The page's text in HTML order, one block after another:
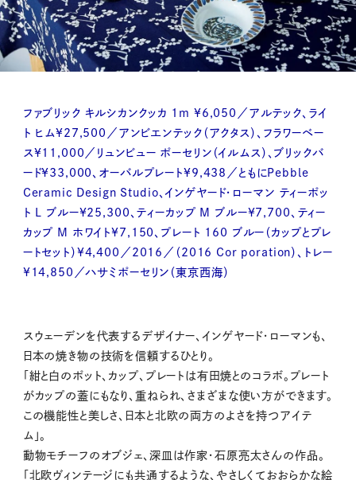
ファブリック キルシカンクッカ 1m ¥6,050／アルテック、ライ
ト ヒム¥27,500／アンビエンテック（アクタス）、フラワーベー
ス¥11,000／リュンビュー ポーセリン（イルムス）、ブリックバ
ード¥33,000、オーバルプレート¥9,438／ともにPebble
Ceramic Design Studio、インゲヤード・ローマン ティーポッ
ト L ブルー¥25,300、ティーカップ M ブルー¥7,700、ティー
カップ M ホワイト¥7,150、プレート 160 ブルー（カップとプレ
ートセット）¥4,400／2016／（2016 Cor poration）、トレー
¥14,850／ハサミポーセリン（東京西海）
スウェーデンを代表するデザイナー、インゲヤード・ローマンも、
日本の焼き物の技術を信頼するひとり。
「紺と白のポット、カップ、プレートは有田焼とのコラボ。プレート
がカップの蓋にもなり、重ねられ、さまざまな使い方ができます。
この機能性と美しさ、日本と北欧の両方のよさを持つアイテ
ム」。
動物モチーフのオブジェ、深皿は作家・石原亮太さんの作品。
「北欧ヴィンテージにも共通するような、やさしくておおらかな絵